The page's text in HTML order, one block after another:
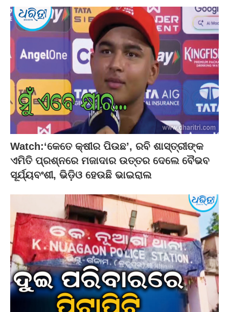
Watch:‘କେତେ କ୍ଷୀର ପିଉଛ’, ରବି ଶାସ୍ତ୍ରୀଙ୍କ
ଏମିତି ପ୍ରଶ୍ନରେ ମଜାଦାର ଉତ୍ତର ଦେଲେ ବୈଭବ
ସୂର୍ଯ୍ୟବଂଶୀ, ଭିଡ଼ିଓ ହେଉଛି ଭାଇରାଲ